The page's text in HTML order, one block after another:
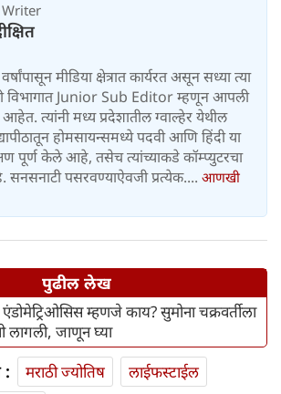
वर्षांपासून मीडिया क्षेत्रात कार्यरत असून सध्या त्या
विभागात Junior Sub Editor म्हणून आपली
त्यांनी मध्य प्रदेशातील ग्वाल्हेर येथील
होमसायन्समध्ये पदवी आणि हिंदी या
पूर्ण केले आहे, तसेच त्यांच्याकडे कॉम्प्युटरचा
सनसनाटी पसरवण्याऐवजी प्रत्येक.... आणखी
पुढील लेख
म्हणजे काय? सुमोना चक्रवर्तीला
लागली, जाणून घ्या
: मराठी ज्योतिष
लाईफस्टाईल